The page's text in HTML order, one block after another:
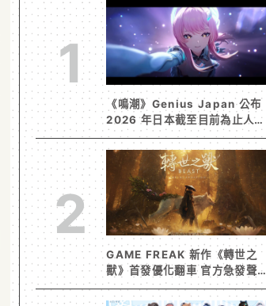
1
《鳴潮》Genius Japan 公布
2026 年日本截至目前為止人氣
歌單《遠航星的告別》&《自無
垠處歸航之星》入榜
2
GAME FREAK 新作《轉世之
獸》首發優化翻車 官方急發聲明
承諾提供大量更新彌補